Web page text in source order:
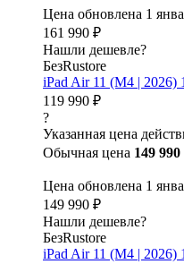
Цена обновлена 1
161 990 ₽
Нашли дешевле?
БезRustore
iPad Air 11 (M4 | 2026)
119 990 ₽
?
Указанная цена
Обычная цена 149 990
Цена обновлена 1
149 990 ₽
Нашли дешевле?
БезRustore
iPad Air 11 (M4 | 2026)